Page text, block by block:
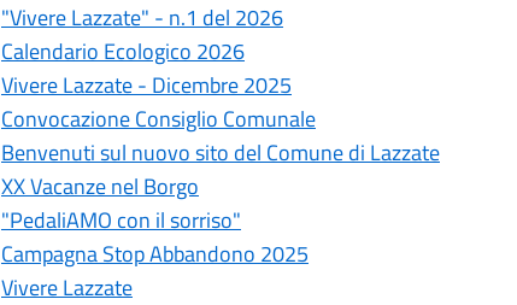
"Vivere Lazzate" - n.1 del 2026
Calendario Ecologico 2026
Vivere Lazzate - Dicembre 2025
Convocazione Consiglio Comunale
Benvenuti sul nuovo sito del Comune di Lazzate
XX Vacanze nel Borgo
"PedaliAMO con il sorriso"
Campagna Stop Abbandono 2025
Vivere Lazzate